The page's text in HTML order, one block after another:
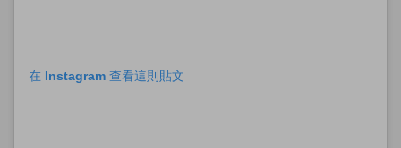
在 Instagram 查看這則貼文